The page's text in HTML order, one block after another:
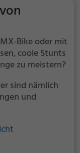
Bike oder mit
coole Stunts
zu meistern?
sind nämlich
und